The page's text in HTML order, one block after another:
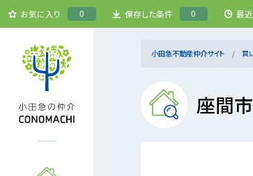
お気に入り 0 保存した条件 0 最
小田急不動産仲介サイト 買
座間